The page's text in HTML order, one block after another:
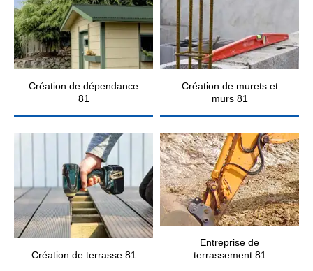
Création de dépendance
81
Création de murets et
murs 81
Création de terrasse 81
Entreprise de
terrassement 81